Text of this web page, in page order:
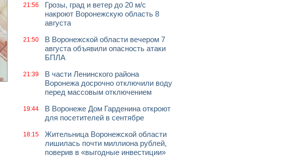
21:56
Грозы, град и ветер до 20 м/с
накроют Воронежскую область 8
августа
21:50
В Воронежской области вечером 7
августа объявили опасность атаки
БПЛА
21:39
В части Ленинского района
Воронежа досрочно отключили воду
перед массовым отключением
19:44
В Воронеже Дом Гарденина откроют
для посетителей в сентябре
18:15
Жительница Воронежской области
лишилась почти миллиона рублей,
поверив в «выгодные инвестиции»